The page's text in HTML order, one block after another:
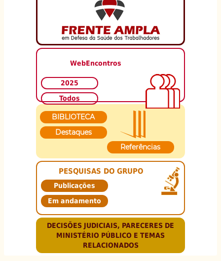
WebEncontros
2025
Todos
BIBLIOTECA
Destaques
Referências
PESQUISAS DO GRUPO
Publicações
Em andamento
DECISÕES JUDICIAIS, PARECERES DE
MINISTÉRIO PÚBLICO E TEMAS
RELACIONADOS